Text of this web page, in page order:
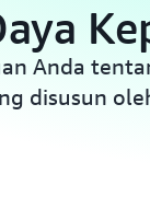
Anda
disusun